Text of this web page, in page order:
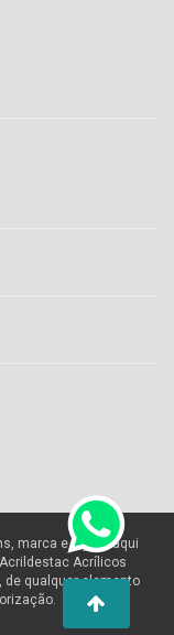
marca e layout aqui
Acrílicos
de qualquer elemento